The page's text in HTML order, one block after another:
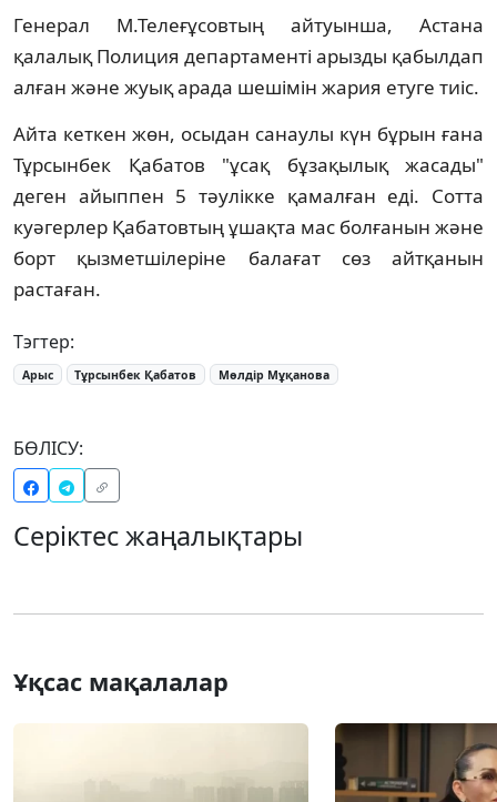
Генерал М.Телеғұсовтың айтуынша, Астана
қалалық Полиция департаменті арызды қабылдап
алған және жуық арада шешімін жария етуге тиіс.
Айта кеткен жөн, осыдан санаулы күн бұрын ғана
Тұрсынбек Қабатов "ұсақ бұзақылық жасады"
деген айыппен 5 тәулікке қамалған еді. Сотта
куәгерлер Қабатовтың ұшақта мас болғанын және
борт қызметшілеріне балағат сөз айтқанын
растаған.
Тэгтер:
Арыс Тұрсынбек Қабатов Мөлдір Мұқанова
БӨЛІСУ:
Серіктес жаңалықтары
Ұқсас мақалалар